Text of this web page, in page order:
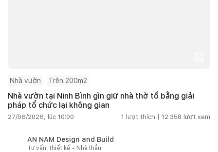
Nhà vườn Trên 200m2
Nhà vườn tại Ninh Bình gìn giữ nhà thờ tổ bằng giải
pháp tổ chức lại không gian
27/06/2026, lúc 10:00 1 lượt thích | 12.358 lượt xem
AN NAM Design and Build
Tư vấn, thiết kế - Nhà thầu